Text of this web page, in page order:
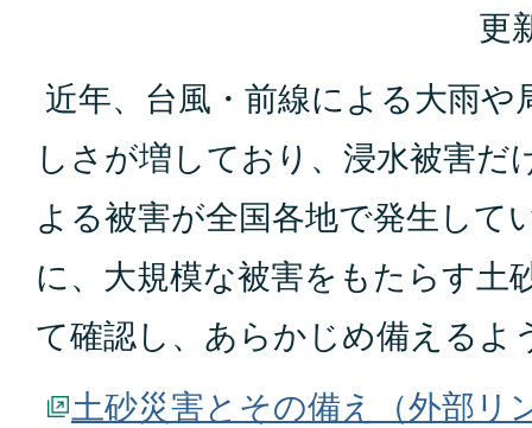
更
近年、台風・前線による大雨や
しさが増しており、浸水被害だ
よる被害が全国各地で発生して
に、大規模な被害をもたらす土
て確認し、あらかじめ備えるよ
土砂災害とその備え（外部リ